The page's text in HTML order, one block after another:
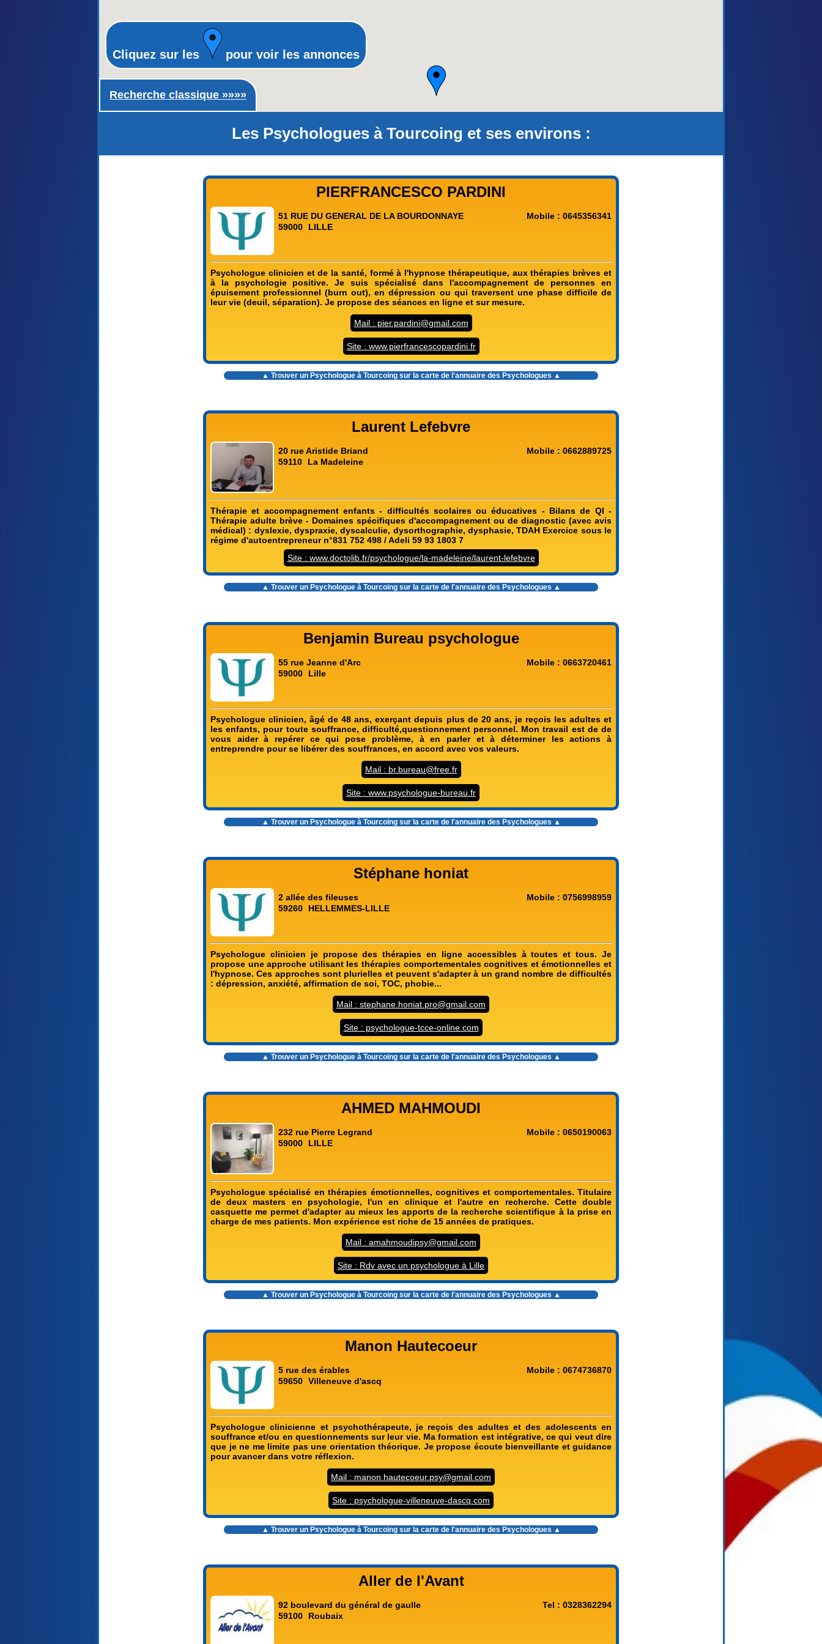
Recherche classique ►
Recherche classique »»»»
Cliquez sur les pour voir les annonces
Les Psychologues à Tourcoing et ses environs :
PIERFRANCESCO PARDINI
51 RUE DU GENERAL DE LA BOURDONNAYE
59000
LILLE
Mobile : 0645356341
Psychologue clinicien et de la santé, formé à l'hypnose thérapeutique, aux thérapies brèves et
à la psychologie positive. Je suis spécialisé dans l'accompagnement de personnes en
épuisement professionnel (burn out), en dépression ou qui traversent une phase difficile de
leur vie (deuil, séparation). Je propose des séances en ligne et sur mesure.
Mail : pier.pardini@gmail.com
Site : www.pierfrancescopardini.fr
▲ Trouver un Psychologue à Tourcoingsur la carte de l'annuaire des Psychologues ▲
Laurent Lefebvre
20 rue Aristide Briand
59110
La Madeleine
Mobile : 0662889725
Thérapie et accompagnement enfants - difficultés scolaires ou éducatives - Bilans de QI -
Thérapie adulte brève - Domaines spécifiques d'accompagnement ou de diagnostic (avec avis
médical) : dyslexie, dyspraxie, dyscalculie, dysorthographie, dysphasie, TDAH Exercice sous le
régime d'autoentrepreneur n°831 752 498 / Adeli 59 93 1803 7
Site : www.doctolib.fr/psychologue/la-madeleine/laurent-lefebvre
▲ Trouver un Psychologue à Tourcoingsur la carte de l'annuaire des Psychologues ▲
Benjamin Bureau psychologue
55 rue Jeanne d'Arc
59000
Lille
Mobile : 0663720461
Psychologue clinicien, âgé de 48 ans, exerçant depuis plus de 20 ans, je reçois les adultes et
les enfants, pour toute souffrance, difficulté,questionnement personnel. Mon travail est de de
vous aider à repérer ce qui pose problème, à en parler et à déterminer les actions à
entreprendre pour se libérer des souffrances, en accord avec vos valeurs.
Mail : br.bureau@free.fr
Site : www.psychologue-bureau.fr
▲ Trouver un Psychologue à Tourcoingsur la carte de l'annuaire des Psychologues ▲
Stéphane honiat
2 allée des fileuses
59260
HELLEMMES-LILLE
Mobile : 0756998959
Psychologue clinicien je propose des thérapies en ligne accessibles à toutes et tous. Je
propose une approche utilisant les thérapies comportementales cognitives et émotionnelles et
l'hypnose. Ces approches sont plurielles et peuvent s'adapter à un grand nombre de difficultés
: dépression, anxiété, affirmation de soi, TOC, phobie...
Mail : stephane.honiat.pro@gmail.com
Site : psychologue-tcce-online.com
▲ Trouver un Psychologue à Tourcoingsur la carte de l'annuaire des Psychologues ▲
AHMED MAHMOUDI
232 rue Pierre Legrand
59000
LILLE
Mobile : 0650190063
Psychologue spécialisé en thérapies émotionnelles, cognitives et comportementales. Titulaire
de deux masters en psychologie, l'un en clinique et l'autre en recherche. Cette double
casquette me permet d'adapter au mieux les apports de la recherche scientifique à la prise en
charge de mes patients. Mon expérience est riche de 15 années de pratiques.
Mail : amahmoudipsy@gmail.com
Site : Rdv avec un psychologue à Lille
▲ Trouver un Psychologue à Tourcoingsur la carte de l'annuaire des Psychologues ▲
Manon Hautecoeur
5 rue des érables
59650 Villeneuve d'ascq
Mobile : 0674736870
Psychologue clinicienne et psychothérapeute, je reçois des adultes et des adolescents en
souffrance et/ou en questionnements sur leur vie. Ma formation est intégrative, ce qui veut dire
que je ne me limite pas une orientation théorique. Je propose écoute bienveillante et guidance
pour avancer dans votre réflexion.
Mail : manon.hautecoeur.psy@gmail.com
Site : psychologue-villeneuve-dascq.com
▲ Trouver un Psychologue à Tourcoingsur la carte de l'annuaire des Psychologues ▲
Aller de l'Avant
92 boulevard du général de gaulle
59100
Roubaix
Tel : 0328362294